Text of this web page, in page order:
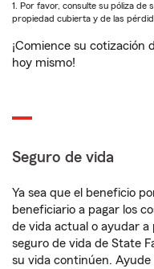
1. Por favor, consulte su póliza de
propiedad cubierta y de las
¡Comience su cotización
hoy mismo!
Seguro de vida
Ya sea que el beneficio
beneficiario a pagar los
de vida actual o ayudar a
seguro de vida de State
su vida continúen.